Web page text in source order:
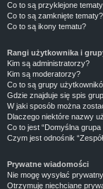
Co to są przyklejone
Co to są zamknięte tematy?
Co to są ikony tematu?
Rangi użytkownika i
Kim są administratorzy?
Kim są moderatorzy?
Co to są grupy
Gdzie znajduje się spis
W jaki sposób można
Dlaczego niektóre nazwy
Co to jest “Domyślna
Czym jest odnośnik
Prywatne wiadomości
Nie mogę wysyłać
Otrzymuję niechciane